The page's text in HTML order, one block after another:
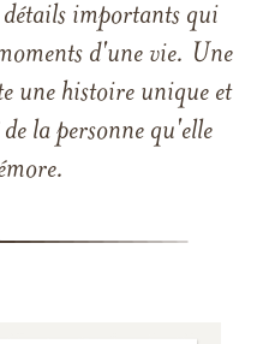
détails importants qui
d'une vie. Une
une histoire unique et
la personne qu'elle